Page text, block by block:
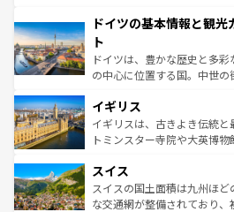
せる。地方によって風土や気
ンテンツ一覧 を参照してほし
で、幅広い魅力が詰まってい
聖堂、美しいビーチ、そして
から魅了する。また、フラ
れ、フランス料理はユネス
香り高いラベンダー畑など、
らに、パリ以外の地域にも
も豊かな歴史と文化が息づい
を参照してほしい。
ドイツの基本情報と観
ト
ドイツは、豊かな歴史と多
の中心に位置する国。中世
顔を持つこの国は、どこを歩
ルリンの文化的活気、バイ
してライン川沿いのワイン
は、お酒好きな人にはぜひ体験してほ
ドイツ情報はコンテンツ一覧
イギリス
イギリスは、古きよき伝統
トミンスター寺院や大英博
リアごとに異なる魅力がある
ティー、ビール好きにはた
戦など、本場だからこそで
スイス
スイスの国土面積は九州ほ
な交通網が整備されており